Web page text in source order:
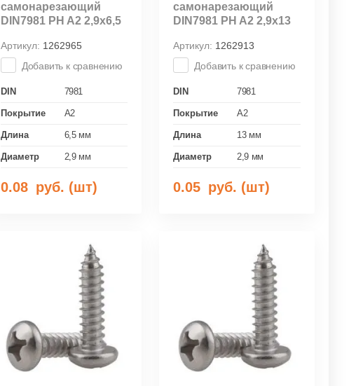
самонарезающий
DIN7981 PH A2 2,9x6,5
Артикул: 1262965
Добавить к сравнению
DIN 7981
Покрытие A2
Длина 6,5 мм
Диаметр 2,9 мм
0.08 руб. (шт)
самонарезающий
DIN7981 PH A2 2,9х13
Артикул: 1262913
Добавить к сравнению
DIN 7981
Покрытие A2
Длина 13 мм
Диаметр 2,9 мм
0.05 руб. (шт)